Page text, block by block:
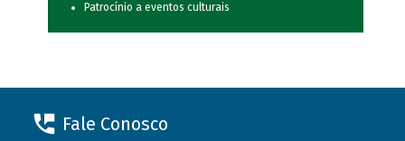
Patrocínio a eventos culturais
Fale Conosco